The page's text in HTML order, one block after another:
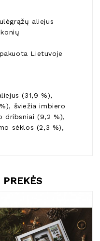
aliejus
Lietuvoje
(31,9 %),
šviežia imbiero
dribsniai (9,2 %),
sėklos (2,3 %),